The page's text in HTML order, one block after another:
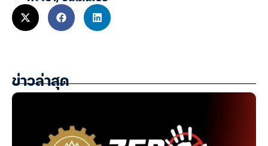
ข่าวล่าสุด